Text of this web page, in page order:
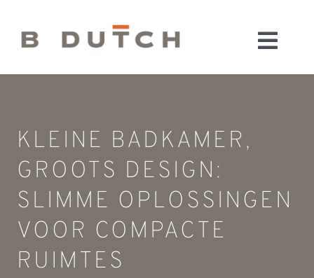
inhoud
HOME
KEUKENS
MATERIALEN
FABRIEK & SHOWROOM
WEBSHOP
KLEINE BADKAMER,
GROOTS DESIGN:
SLIMME OPLOSSINGEN
VOOR COMPACTE
RUIMTES